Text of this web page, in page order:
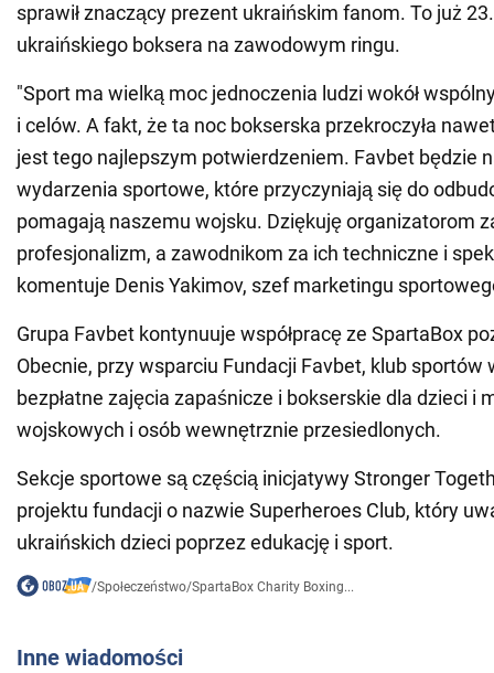
sprawił znaczący prezent ukraińskim fanom. To już
ukraińskiego boksera na zawodowym ringu.
"Sport ma wielką moc jednoczenia ludzi wokół
i celów. A fakt, że ta noc bokserska przekroczyła
jest tego najlepszym potwierdzeniem. Favbet będzie
wydarzenia sportowe, które przyczyniają się do
pomagają naszemu wojsku. Dziękuję organizatorom
profesjonalizm, a zawodnikom za ich techniczne i
komentuje Denis Yakimov, szef marketingu
Grupa Favbet kontynuuje współpracę ze SpartaBox
Obecnie, przy wsparciu Fundacji Favbet, klub sportów
bezpłatne zajęcia zapaśnicze i bokserskie dla dzieci i
wojskowych i osób wewnętrznie przesiedlonych.
Sekcje sportowe są częścią inicjatywy Stronger
projektu fundacji o nazwie Superheroes Club, który
ukraińskich dzieci poprzez edukację i sport.
/Społeczeństwo/SpartaBox Charity Boxing...
Inne wiadomości